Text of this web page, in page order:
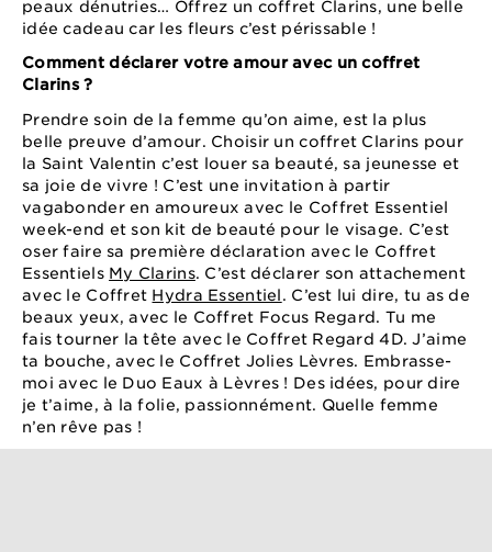
peaux dénutries… Offrez un coffret Clarins, une belle
idée cadeau car les fleurs c’est périssable !
Comment déclarer votre amour avec un coffret
Clarins ?
Prendre soin de la femme qu’on aime, est la plus
belle preuve d’amour. Choisir un coffret Clarins pour
la Saint Valentin c’est louer sa beauté, sa jeunesse et
sa joie de vivre ! C’est une invitation à partir
vagabonder en amoureux avec le Coffret Essentiel
week-end et son kit de beauté pour le visage. C’est
oser faire sa première déclaration avec le Coffret
Essentiels My Clarins. C’est déclarer son attachement
avec le Coffret Hydra Essentiel. C’est lui dire, tu as de
beaux yeux, avec le Coffret Focus Regard. Tu me
fais tourner la tête avec le Coffret Regard 4D. J’aime
ta bouche, avec le Coffret Jolies Lèvres. Embrasse-
moi avec le Duo Eaux à Lèvres ! Des idées, pour dire
je t’aime, à la folie, passionnément. Quelle femme
n’en rêve pas !